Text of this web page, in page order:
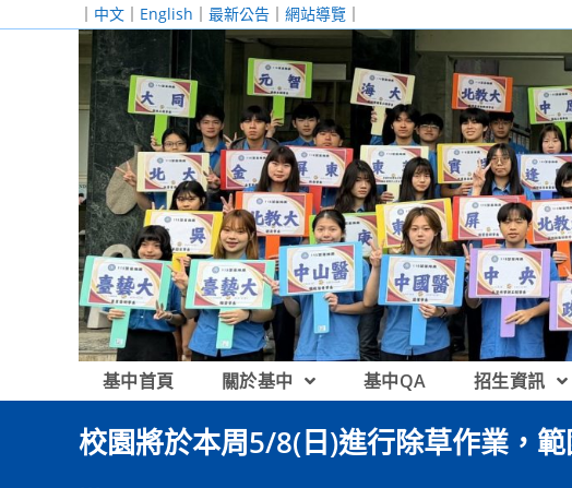
｜ 中文 ｜ English ｜ 最新公告 ｜ 網站導覽 ｜
基中首頁 關於基中 基中QA 招生資訊
校園將於本周5/8(日)進行除草作業，